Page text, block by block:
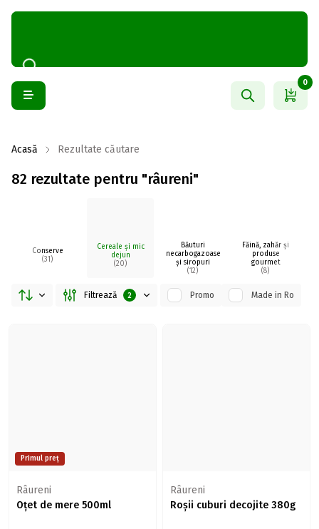
0
Acasă Rezultate căutare
82 rezultate pentru "râureni"
Conserve
(31)
Cereale și mic
dejun
(20)
Băuturi
necarbogazoase
și siropuri
(12)
Făină, zahăr și
produse
gourmet
(8)
Filtrează 2 Promo Made in Ro
Primul preț
Râureni
Oțet de mere 500ml
Râureni
Roșii cuburi decojite 380g